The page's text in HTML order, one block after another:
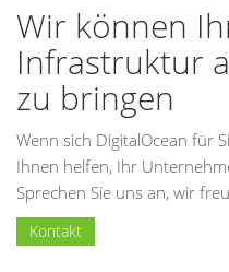
Wir können
Infrastruktur
zu bringen
Wenn sich DigitalOcean für
Ihnen helfen, Ihr
Sprechen Sie uns an, wir
Kontakt